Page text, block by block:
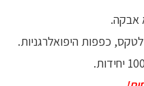
אבקה.
כפפות היפואלרגניות.